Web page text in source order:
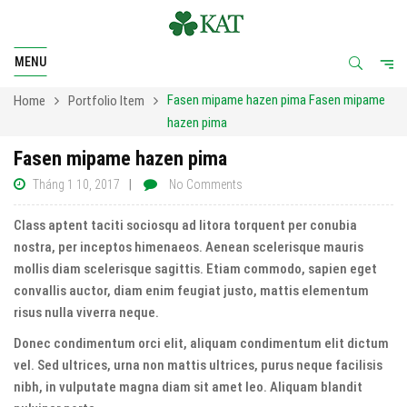
MENU
Home Portfolio Item Fasen mipame hazen pimaFasen mipame
hazen pima
Fasen mipame hazen pima
Tháng 1 10, 2017 No Comments
Class aptent taciti sociosqu ad litora torquent per conubia
nostra, per inceptos himenaeos. Aenean scelerisque mauris
mollis diam scelerisque sagittis. Etiam commodo, sapien eget
convallis auctor, diam enim feugiat justo, mattis elementum
risus nulla viverra neque.
Donec condimentum orci elit, aliquam condimentum elit dictum
vel. Sed ultrices, urna non mattis ultrices, purus neque facilisis
nibh, in vulputate magna diam sit amet leo. Aliquam blandit